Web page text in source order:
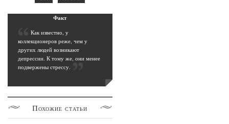
Факт
Как известно, у
коллекционеров реже, чем у
других людей возникают
депрессии. К тому же, они менее
подвержены стрессу.
Похожие статьи